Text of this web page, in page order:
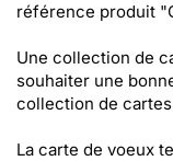
référence produit
Une collection de
souhaiter une
collection de
La carte de voeux